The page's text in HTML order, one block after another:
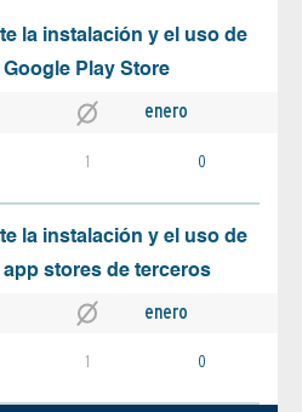
la instalación y el uso de
Play Store
enero
1 0
la instalación y el uso de
stores de terceros
enero
1 0